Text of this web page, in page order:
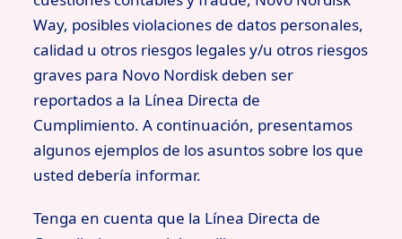
Way, posibles violaciones de datos personales,
calidad u otros riesgos legales y/u otros riesgos
graves para Novo Nordisk deben ser
reportados a la Línea Directa de
Cumplimiento. A continuación, presentamos
algunos ejemplos de los asuntos sobre los que
usted debería informar.
Tenga en cuenta que la Línea Directa de